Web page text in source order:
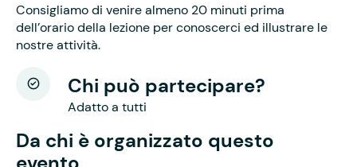
Consigliamo di venire almeno 20 minuti prima
dell’orario della lezione per conoscerci ed illustrare le
nostre attività.
Chi può partecipare?
Adatto a tutti
Da chi è organizzato questo